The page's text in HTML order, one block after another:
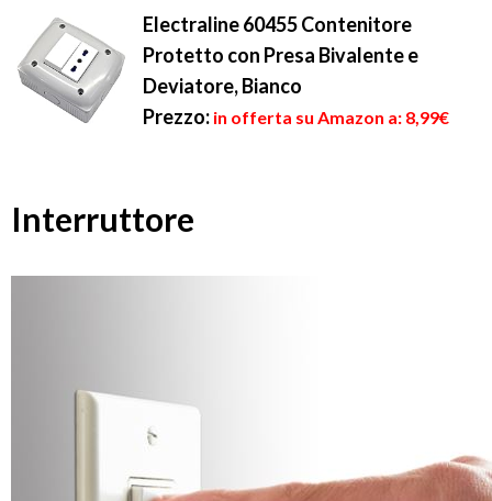
Electraline 60455 Contenitore
Protetto con Presa Bivalente e
Deviatore, Bianco
Prezzo: in offerta su Amazon a: 8,99€
Interruttore